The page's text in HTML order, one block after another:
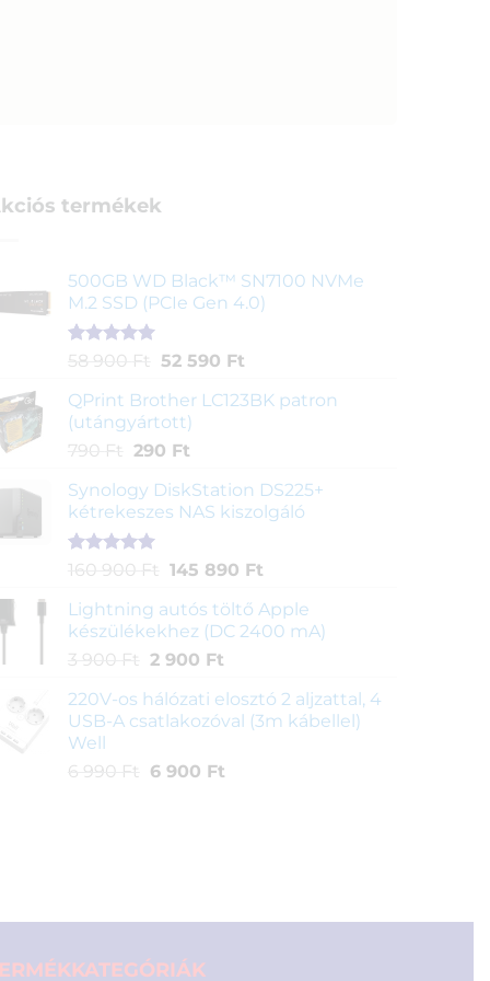
termékek
500GB WD Black™ SN7100 NVMe
M.2 SSD (PCIe Gen 4.0)
Értékelés
ből,
1
értékelés
alapján
58 900 Ft Original
was:
58
900 Ft.
52 590 FtCurrent
is:
QPrint Brother LC123BK patron
(utángyártott)
790 Ft Original
was:
790 Ft.
290 FtCurrent
is:
290 Ft.
Synology DiskStation DS225+
kétrekeszes NAS kiszolgáló
Értékelés
ből,
1
értékelés
alapján
160 900 Ft Original
was:
160
900 Ft.
145 890 FtCurrent
is:
145
Lightning autós töltő Apple
készülékekhez (DC 2400 mA)
3 900 Ft Original
was:
3
2 900 FtCurrent
is:
2
220V-os hálózati elosztó 2 aljzattal, 4
USB-A csatlakozóval (3m kábellel)
Well
6 990 Ft
Original
6 900 FtCurrent